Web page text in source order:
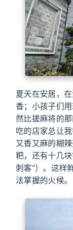
夏天在安居，
香；小孩子们
然比搓麻将的
吃的店家总让
又香又麻的糊
粑，还有十几
刺客”）。这样
法掌握的火候。